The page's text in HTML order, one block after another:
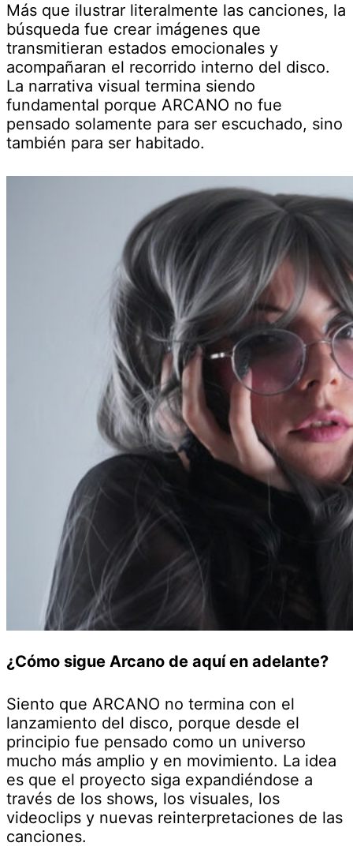
Más que ilustrar literalmente las canciones, la
búsqueda fue crear imágenes que
transmitieran estados emocionales y
acompañaran el recorrido interno del disco.
La narrativa visual termina siendo
fundamental porque ARCANO no fue
pensado solamente para ser escuchado, sino
también para ser habitado.
¿Cómo sigue Arcano de aquí en adelante?
Siento que ARCANO no termina con el
lanzamiento del disco, porque desde el
principio fue pensado como un universo
mucho más amplio y en movimiento. La idea
es que el proyecto siga expandiéndose a
través de los shows, los visuales, los
videoclips y nuevas reinterpretaciones de las
canciones.